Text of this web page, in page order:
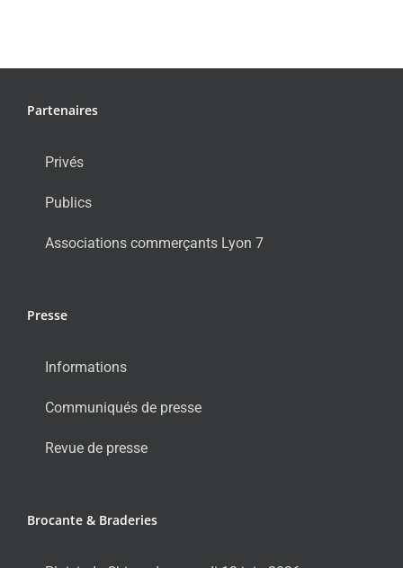
Partenaires
Privés
Publics
Associations commerçants Lyon 7
Presse
Informations
Communiqués de presse
Revue de presse
Brocante & Braderies